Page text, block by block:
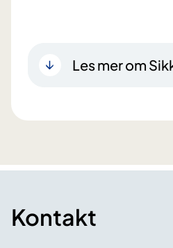
Les mer om
Kontakt